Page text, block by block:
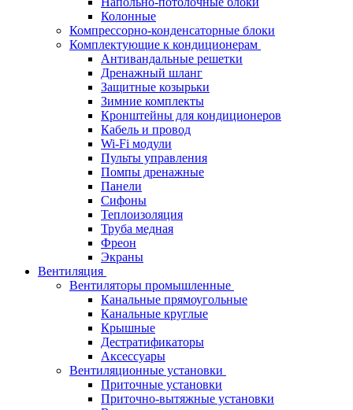
Колонные
Компрессорно-конденсаторные блоки
Комплектующие к кондиционерам
Антивандальные решетки
Дренажный шланг
Защитные козырьки
Зимние комплекты
Кронштейны для кондиционеров
Кабель и провод
Wi-Fi модули
Пульты управления
Помпы дренажные
Панели
Сифоны
Теплоизоляция
Труба медная
Фреон
Экраны
Вентиляция
Вентиляторы промышленные
Канальные прямоугольные
Канальные круглые
Крышные
Дестратификаторы
Аксессуары
Вентиляционные установки
Приточные установки
Приточно-вытяжные установки